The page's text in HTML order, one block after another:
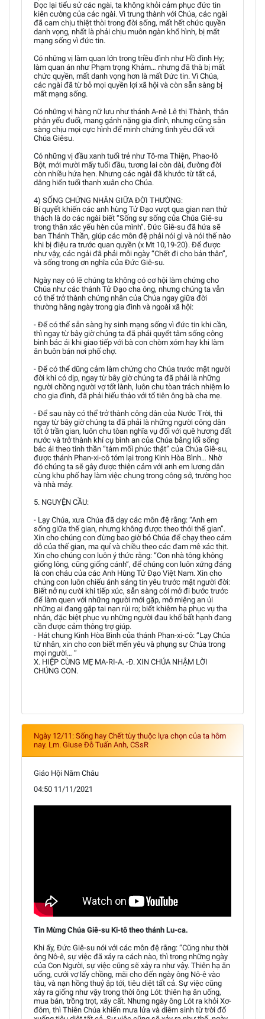
Ðọc lại tiểu sử các ngài, ta không khỏi cảm phục đức tin
kiên cường của các ngài. Vì trung thành với Chúa, các ngài
đã cam chịu thiệt thòi trong đời sống, mất hết chức quyền
danh vọng, nhất là phải chịu muôn ngàn khổ hình, bị mất
mạng sống vì đức tin.
Có những vị làm quan lớn trong triều đình như Hồ đình Hy;
làm quan án như Phạm trọng Khảm… nhưng đã thà bị mất
chức quyền, mất danh vọng hơn là mất Đức tin. Vì Chúa,
các ngài đã từ bỏ mọi quyền lợi xã hội và còn sẵn sàng bị
mất mạng sống.
Có những vị hàng nữ lưu như thánh A-nê Lê thị Thành, thân
phận yếu đuối, mang gánh nặng gia đình, nhưng cũng sẵn
sàng chịu mọi cực hình để minh chứng tình yêu đối với
Chúa Giêsu.
Có những vị đầu xanh tuổi trẻ như Tô-ma Thiện, Phao-lô
Bột, mới mười mấy tuổi đầu, tương lai còn dài, đường đời
còn nhiều hứa hẹn. Nhưng các ngài đã khước từ tất cả,
dâng hiến tuổi thanh xuân cho Chúa.
4) SỐNG CHỨNG NHÂN GIỮA ĐỜI THƯỜNG:
Bí quyết khiến các anh hùng Tử Đạo vượt qua gian nan thử
thách là do các ngài biết “Sống sự sống của Chúa Giê-su
trong thân xác yếu hèn của mình”. Đức Giê-su đã hứa sẽ
ban Thánh Thần, giúp các môn đệ phải nói gì và nói thế nào
khi bị điệu ra trước quan quyền (x Mt 10,19-20). Để được
như vậy, các ngải đã phải mỗi ngày “Chết đi cho bản thân”,
và sống trong ơn nghĩa của Đức Giê-su.
Ngày nay có lẽ chúng ta không có cơ hội làm chứng cho
Chúa như các thánh Tử Đạo cha ông, nhưng chúng ta vẫn
có thể trở thành chứng nhân của Chúa ngay giữa đời
thường hằng ngày trong gia đình và ngoài xã hội:
- Để có thể sẵn sàng hy sinh mạng sống vì đức tin khi cần,
thì ngay từ bây giờ chúng ta đã phải quyết tâm sống công
bình bác ái khi giao tiếp với bà con chòm xóm hay khi làm
ăn buôn bán nơi phố chợ.
- Để có thể dũng cảm làm chứng cho Chúa trước mặt người
đời khi có dịp, ngay từ bây giờ chúng ta đã phải là những
người chồng người vợ tốt lành, luôn chu tòan trách nhiệm lo
cho gia đình, đã phải hiếu thảo với tổ tiên ông bà cha mẹ.
- Để sau này có thể trở thành công dân của Nước Trời, thì
ngay từ bây giờ chúng ta đã phải là những người công dân
tốt ở trần gian, luôn chu tòan nghĩa vụ đối với quê hương đất
nước và trở thành khí cụ bình an của Chúa bằng lối sống
bác ái theo tinh thần “tám mối phúc thật” của Chúa Giê-su,
được thánh Phan-xi-cô tóm lại trong Kinh Hòa Bình… Nhờ
đó chúng ta sẽ gây được thiện cảm với anh em lương dân
cùng khu phố hay làm việc chung trong công sở, trường học
và nhà máy.
5. NGUYỆN CẦU:
- Lạy Chúa, xưa Chúa đã dạy các môn đệ rằng: “Anh em
sống giữa thế gian, nhưng không được theo thói thế gian”.
Xin cho chúng con đừng bao giờ bỏ Chúa để chạy theo cám
dỗ của thế gian, ma quỉ và chiều theo các đam mê xác thịt.
Xin cho chúng con luôn ý thức rằng: “Con nhà tông không
giống lông, cũng giống cánh”, để chúng con luôn xứng đáng
là con cháu của các Anh Hùng Tử Đạo Việt Nam. Xin cho
chúng con luôn chiếu ánh sáng tin yêu trước mặt người đời:
Biết nở nụ cười khi tiếp xúc, sẵn sàng cởi mở đi bước trước
để làm quen với những người mới gặp, mở miệng an ủi
những ai đang gặp tai nạn rủi ro; biết khiêm hạ phục vụ tha
nhân, đặc biệt phục vụ những người đau khổ bất hạnh đang
cần được cảm thông trợ giúp.
- Hát chung Kinh Hòa Bình của thánh Phan-xi-cô: “Lạy Chúa
từ nhân, xin cho con biết mến yêu và phụng sự Chúa trong
mọi người… “
X. HIỆP CÙNG MẸ MA-RI-A. -Đ. XIN CHÚA NHẬM LỜI
CHÚNG CON.
Ngày 12/11: Sống hay Chết tùy thuộc lựa chọn của ta hôm
nay. Lm. Giuse Đỗ Tuấn Anh, CSsR
Giáo Hội Năm Châu
04:50 11/11/2021
Tin Mừng Chúa Giê-su Ki-tô theo thánh Lu-ca.
Khi ấy, Đức Giê-su nói với các môn đệ rằng: “Cũng như thời
ông Nô-ê, sự việc đã xảy ra cách nào, thì trong những ngày
của Con Người, sự việc cũng sẽ xảy ra như vậy. Thiên hạ ăn
uống, cưới vợ lấy chồng, mãi cho đến ngày ông Nô-ê vào
tàu, và nạn hồng thuỷ ập tới, tiêu diệt tất cả. Sự việc cũng
xảy ra giống như vậy trong thời ông Lót: thiên hạ ăn uống,
mua bán, trồng trọt, xây cất. Nhưng ngày ông Lót ra khỏi Xơ-
đôm, thì Thiên Chúa khiến mưa lửa và diêm sinh từ trời đổ